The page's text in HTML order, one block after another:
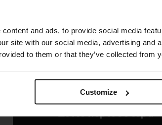
and ads, to provide social media
site with our social media, advertising and
to them or that they’ve collected from
Customize
Δείτε περισσότερα